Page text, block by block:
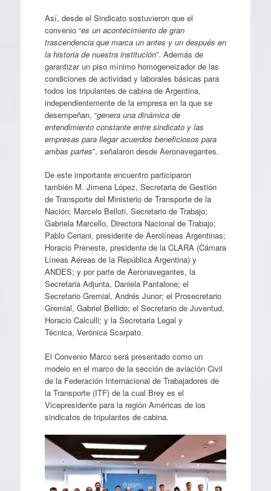
Así, desde el Sindicato sostuvieron que el
convenio “es un acontecimiento de gran
trascendencia que marca un antes y un después en
la historia de nuestra institución”. Además de
garantizar un piso mínimo homogeneizador de las
condiciones de actividad y laborales básicas para
todos los tripulantes de cabina de Argentina,
independientemente de la empresa en la que se
desempeñan, “genera una dinámica de
entendimiento constante entre sindicato y las
empresas para llegar acuerdos beneficiosos para
ambas partes”, señalaron desde Aeronavegantes.
De este importante encuentro participaron
también M. Jimena López, Secretaria de Gestión
de Transporte del Ministerio de Transporte de la
Nación; Marcelo Belloti, Secretario de Trabajo;
Gabriela Marcello, Directora Nacional de Trabajo;
Pablo Ceriani, presidente de Aerolíneas Argentinas;
Horacio Preneste, presidente de la CLARA (Cámara
Líneas Aéreas de la República Argentina) y
ANDES; y por parte de Aeronavegantes, la
Secretaria Adjunta, Daniela Pantalone; el
Secretario Gremial, Andrés Junor; el Prosecretario
Gremial, Gabriel Bellido; el Secretario de Juventud,
Horacio Calculli; y la Secretaria Legal y
Técnica, Verónica Scarpato.
El Convenio Marco será presentado como un
modelo en el marco de la sección de aviación Civil
de la Federación Internacional de Trabajadores de
la Transporte (ITF) de la cual Brey es el
Vicepresidente para la región Américas de los
sindicatos de tripulantes de cabina.